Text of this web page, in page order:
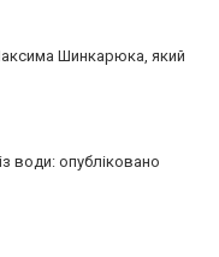
Шинкарюка, який
води: опубліковано